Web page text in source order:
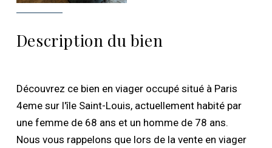
Description du bien
Découvrez ce bien en viager occupé situé à Paris
4eme sur l'île Saint-Louis, actuellement habité par
une femme de 68 ans et un homme de 78 ans.
Nous vous rappelons que lors de la vente en viager